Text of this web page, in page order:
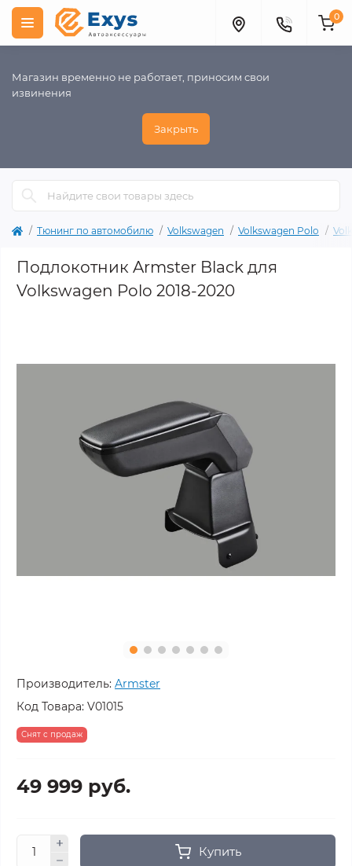
Магазин временно не работает, приносим свои
извинения
Закрыть
0
Тюнинг по автомобилю Volkswagen Volkswagen Polo
Подлокотник Armster Black для
Volkswagen Polo 2018-2020
Производитель: Armster
Код Товара: V01015
Снят с продаж
49 999 руб.
Купить